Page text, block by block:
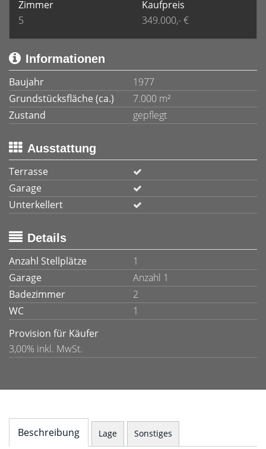
Zimmer
5
Kaufpreis
349.000,- €
Informationen
Baujahr
1977
Grundstücksfläche (ca.)
7.000 m²
Zustand
gepflegt
Ausstattung
Terrasse
Garage
Unterkellert
Details
Anzahl Stellplätze
1
Garage
Anzahl 1
Badezimmer
2
WC
1
Provision für Käufer
3,00% inkl. MwSt.
Beschreibung Lage Sonstiges